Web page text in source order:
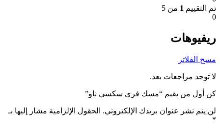
تم التقييم 1 من 5
0
ريفيوهات
مسح الفلاتر
لا توجد مراجعات بعد.
كن أول من يقيم “مسك فري سكسي ناو”
لن يتم نشر عنوان بريدك الإلكتروني. الحقول الإلزامية مشار إليها بـ
*